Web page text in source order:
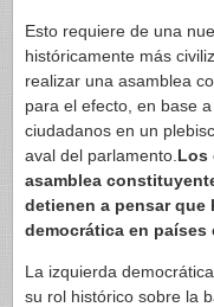
Esto requiere de una
históricamente más
realizar una asamblea
para el efecto, en base
ciudadanos en un
aval del parlamento. Los
asamblea
detienen a pensar
democrática en países
La izquierda
su rol histórico sobre la